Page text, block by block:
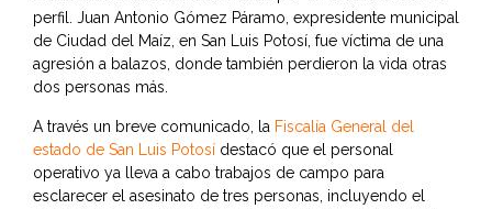
perfil. Juan Antonio Gómez Páramo, expresidente municipal
de Ciudad del Maíz, en San Luis Potosí, fue víctima de una
agresión a balazos, donde también perdieron la vida otras
dos personas más.
A través un breve comunicado, la Fiscalía General del
estado de San Luis Potosí destacó que el personal
operativo ya lleva a cabo trabajos de campo para
esclarecer el asesinato de tres personas, incluyendo el